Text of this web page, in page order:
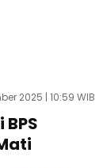
2025 | 10:59 WIB